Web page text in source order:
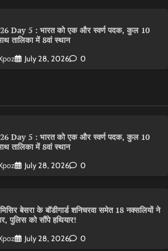
Day 5 : भारत को एक और स्वर्ण पदक, कुल 10
तालिका में 8वां स्थान
July 28, 2026 0
Day 5 : भारत को एक और स्वर्ण पदक, कुल 10
तालिका में 8वां स्थान
July 28, 2026 0
बेसरा के बॉडीगार्ड शनिचरवा समेत 18 नक्सलियों ने
पुलिस को सौंपे हथियार!
July 28, 2026 0